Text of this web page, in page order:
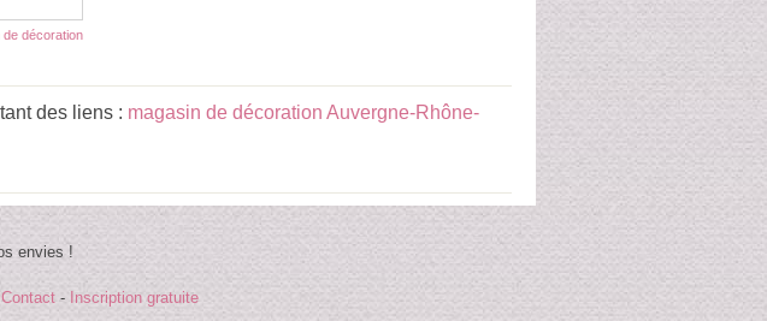
de décoration
des liens : magasin de décoration Auvergne-Rhône-
envies !
Contact - Inscription gratuite